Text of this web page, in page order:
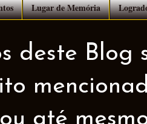
Lugar de Memória
deste Blog